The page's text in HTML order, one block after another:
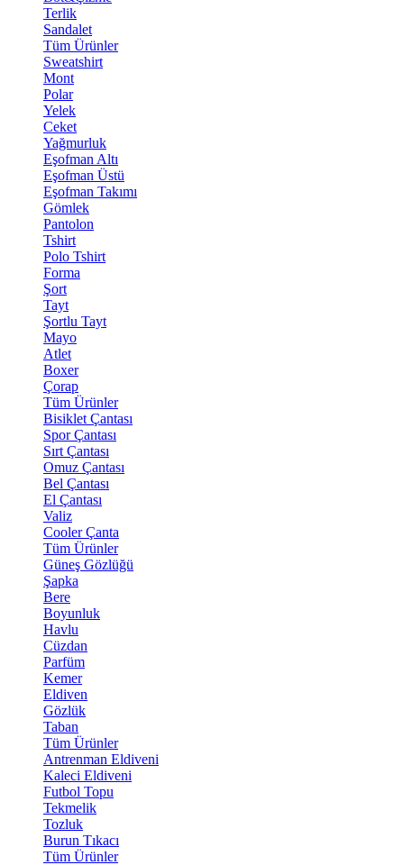
Terlik
Sandalet
Tüm Ürünler
Sweatshirt
Mont
Polar
Yelek
Ceket
Yağmurluk
Eşofman Altı
Eşofman Üstü
Eşofman Takımı
Gömlek
Pantolon
Tshirt
Polo Tshirt
Forma
Şort
Tayt
Şortlu Tayt
Mayo
Atlet
Boxer
Çorap
Tüm Ürünler
Bisiklet Çantası
Spor Çantası
Sırt Çantası
Omuz Çantası
Bel Çantası
El Çantası
Valiz
Cooler Çanta
Tüm Ürünler
Güneş Gözlüğü
Şapka
Bere
Boyunluk
Havlu
Cüzdan
Parfüm
Kemer
Eldiven
Gözlük
Taban
Tüm Ürünler
Antrenman Eldiveni
Kaleci Eldiveni
Futbol Topu
Tekmelik
Tozluk
Burun Tıkacı
Tüm Ürünler